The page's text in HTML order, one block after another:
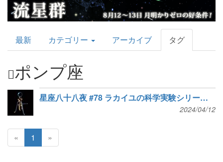
AstroArts
Topics
最新 カテゴリー アーカイブ タグ
ポンプ座
星座八十八夜 #78 ラカイユの科学実験シリーズ「ポンプ座」
2024/04/12
« 1 »